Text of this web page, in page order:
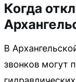
Когда
В
звонков могут